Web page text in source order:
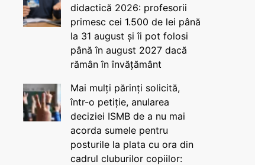
didactică 2026: profesorii
primesc cei 1.500 de lei până
la 31 august și îi pot folosi
până în august 2027 dacă
rămân în învățământ
Mai mulți părinți solicită,
într-o petiție, anularea
deciziei ISMB de a nu mai
acorda sumele pentru
posturile la plata cu ora din
cadrul cluburilor copiilor: